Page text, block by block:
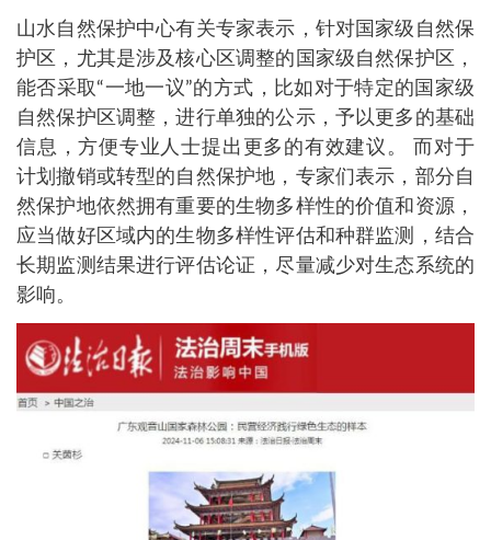
山水自然保护中心有关专家表示，针对国家级自然保
护区，尤其是涉及核心区调整的国家级自然保护区，
能否采取“一地一议”的方式，比如对于特定的国家级
自然保护区调整，进行单独的公示，予以更多的基础
信息，方便专业人士提出更多的有效建议。 而对于
计划撤销或转型的自然保护地，专家们表示，部分自
然保护地依然拥有重要的生物多样性的价值和资源，
应当做好区域内的生物多样性评估和种群监测，结合
长期监测结果进行评估论证，尽量减少对生态系统的
影响。